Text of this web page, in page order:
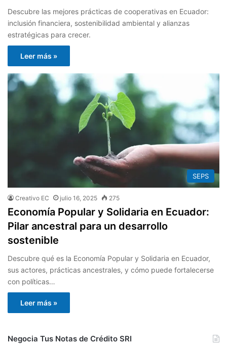
Descubre las mejores prácticas de cooperativas en Ecuador:
inclusión financiera, sostenibilidad ambiental y alianzas
estratégicas para crecer.
Leer más »
SEPS
Creativo EC julio 16, 2025 275
Economía Popular y Solidaria en Ecuador:
Pilar ancestral para un desarrollo
sostenible
Descubre qué es la Economía Popular y Solidaria en Ecuador,
sus actores, prácticas ancestrales, y cómo puede fortalecerse
con políticas…
Leer más »
Negocia Tus Notas de Crédito SRI